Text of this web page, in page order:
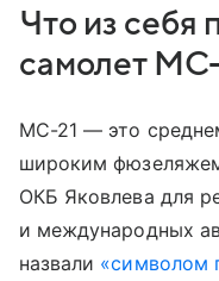
Что из себя
самолет МС-
МС-21 — это
широким
ОКБ Яковлева для
и международных
назвали «символом